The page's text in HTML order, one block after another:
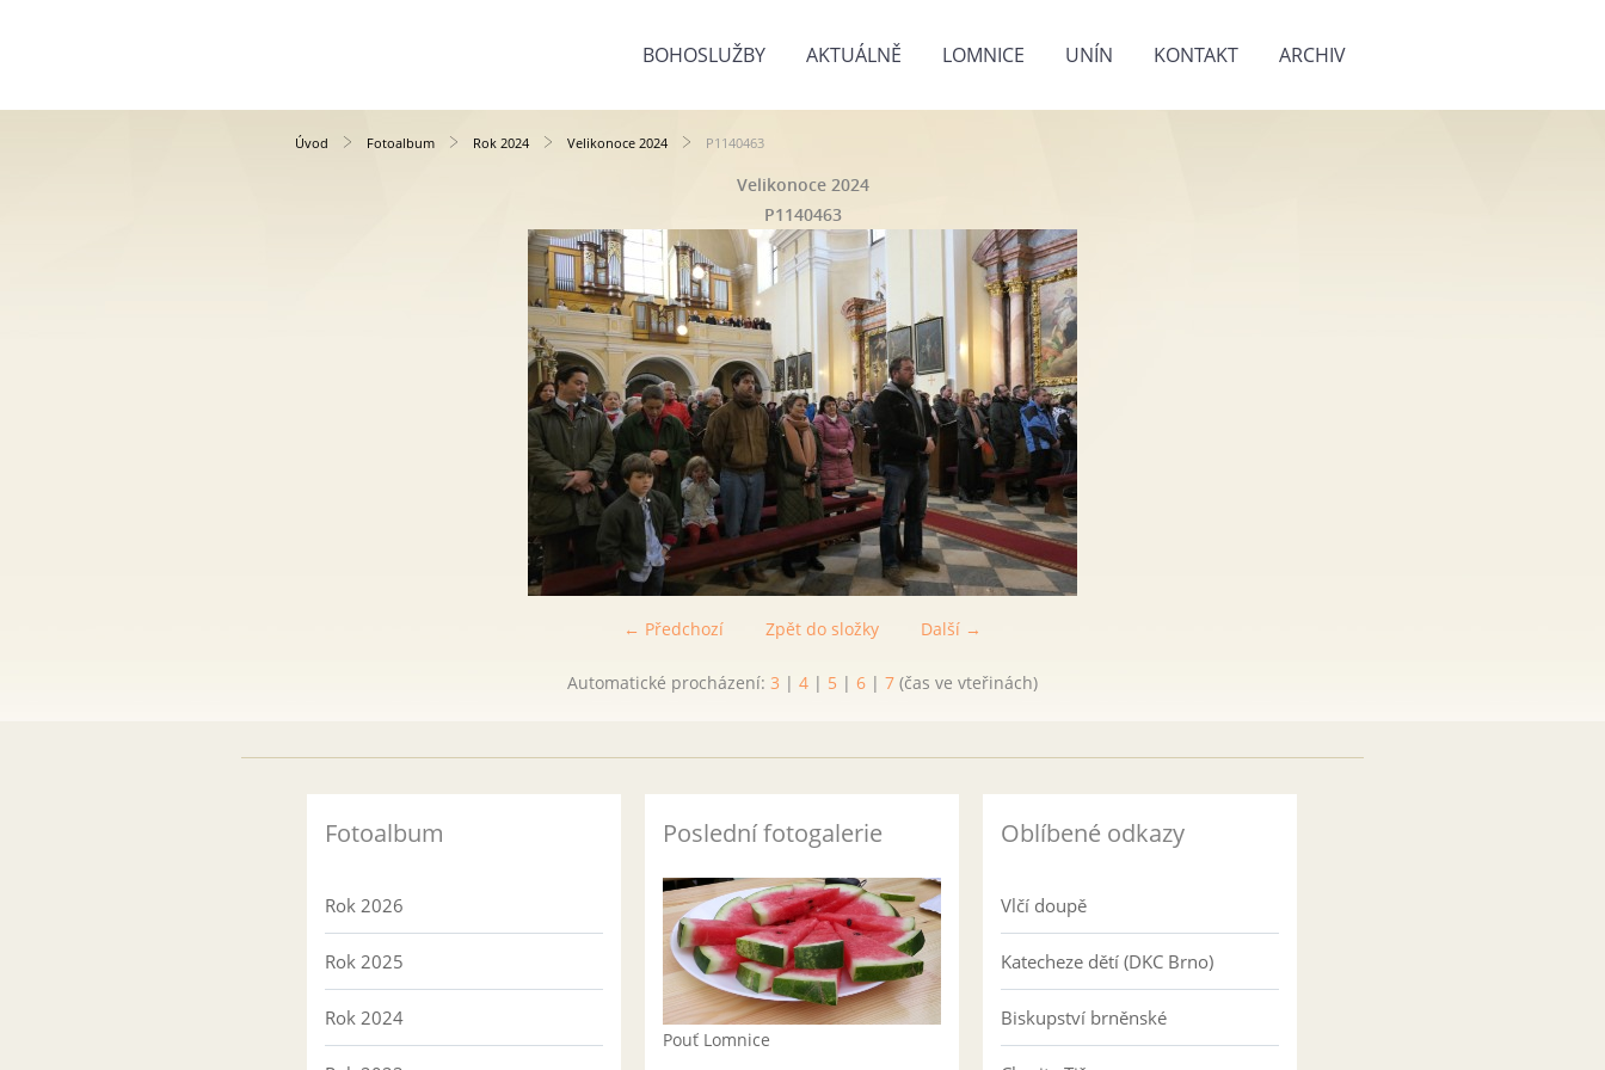
BOHOSLUŽBY AKTUÁLNĚ LOMNICE UNÍN KONTAKT ARCHIV
Úvod Fotoalbum Rok 2024 Velikonoce 2024 P1140463
Velikonoce 2024
P1140463
← Předchozí Další →
Zpět do složky
Automatické procházení: 3 | 4 | 5 | 6 | 7 (čas ve vteřinách)
Fotoalbum
Rok 2026
Rok 2025
Rok 2024
Poslední fotogalerie
Pouť Lomnice
Oblíbené odkazy
Vlčí doupě
Katecheze dětí (DKC Brno)
Biskupství brněnské